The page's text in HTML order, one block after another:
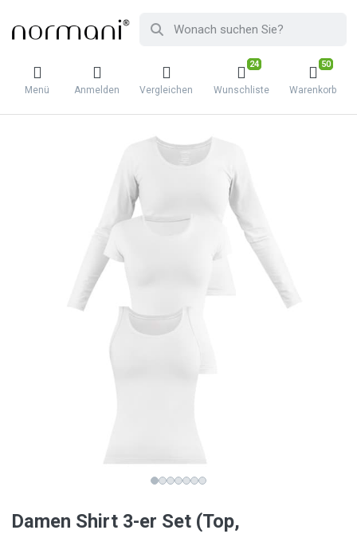
Menü Anmelden Vergleichen
24
Wunschliste
50
Warenkorb
Damen Shirt 3-er Set (Top,